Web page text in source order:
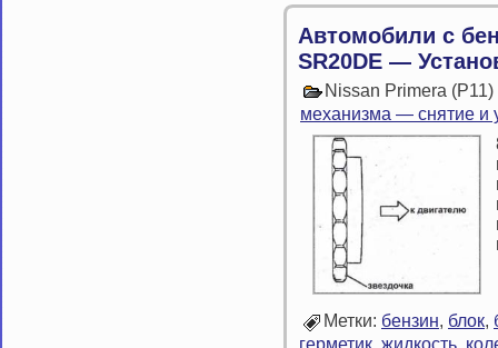
Автомобили с
SR20DE —
Nissan Primera
механизма — снятие и
Метки: бензин, блок,